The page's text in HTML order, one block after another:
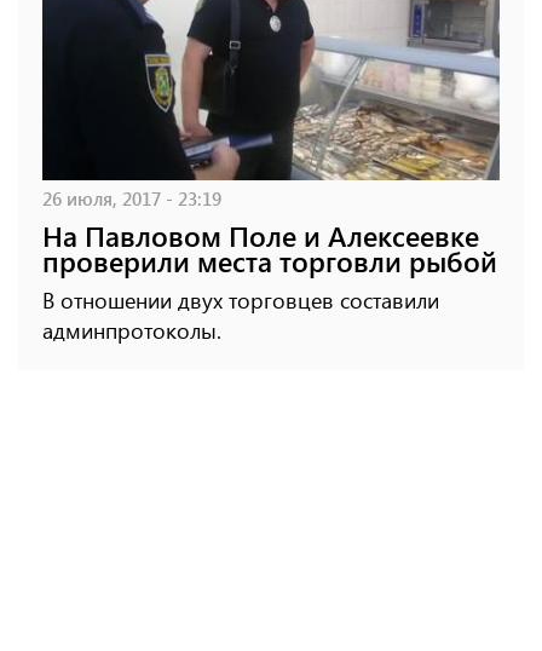
26 июля, 2017 - 23:19
На Павловом Поле и Алексеевке
проверили места торговли рыбой
В отношении двух торговцев составили
админпротоколы.